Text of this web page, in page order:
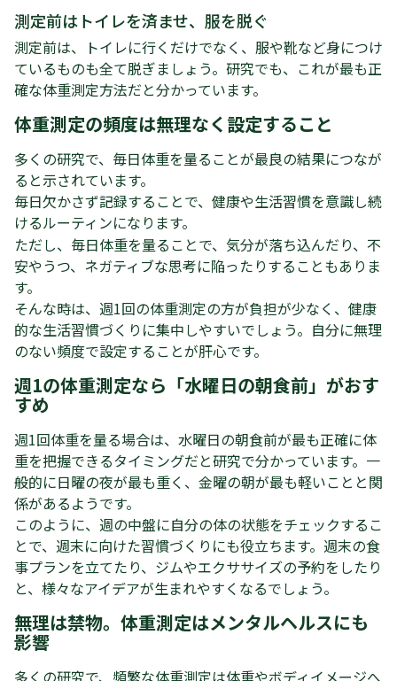
測定前はトイレを済ませ、服を脱ぐ
測定前は、トイレに行くだけでなく、服や靴など身につけ
ているものも全て脱ぎましょう。研究でも、これが最も正
確な体重測定方法だと分かっています。
体重測定の頻度は無理なく設定すること
多くの研究で、毎日体重を量ることが最良の結果につなが
ると示されています。
毎日欠かさず記録することで、健康や生活習慣を意識し続
けるルーティンになります。
ただし、毎日体重を量ることで、気分が落ち込んだり、不
安やうつ、ネガティブな思考に陥ったりすることもありま
す。
そんな時は、週1回の体重測定の方が負担が少なく、健康
的な生活習慣づくりに集中しやすいでしょう。自分に無理
のない頻度で設定することが肝心です。
週1の体重測定なら「水曜日の朝食前」がおす
すめ
週1回体重を量る場合は、水曜日の朝食前が最も正確に体
重を把握できるタイミングだと研究で分かっています。一
般的に日曜の夜が最も重く、金曜の朝が最も軽いことと関
係があるようです。
このように、週の中盤に自分の体の状態をチェックするこ
とで、週末に向けた習慣づくりにも役立ちます。週末の食
事プランを立てたり、ジムやエクササイズの予約をしたり
と、様々なアイデアが生まれやすくなるでしょう。
無理は禁物。体重測定はメンタルヘルスにも
影響
多くの研究で、頻繁な体重測定は体重やボディイメージへ